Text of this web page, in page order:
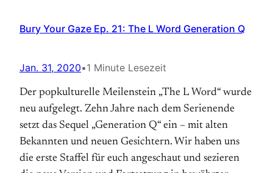
Bury Your Gaze Ep. 21: The L Word Generation Q
Jan. 31, 2020•1 Minute Lesezeit
Der popkulturelle Meilenstein „The L Word“ wurde
neu aufgelegt. Zehn Jahre nach dem Serienende
setzt das Sequel „Generation Q“ ein – mit alten
Bekannten und neuen Gesichtern. Wir haben uns
die erste Staffel für euch angeschaut und sezieren